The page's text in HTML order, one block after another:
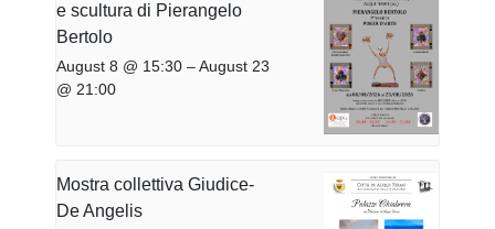
e scultura di Pierangelo
Bertolo
August 8 @ 15:30 –August 23
@ 21:00
Mostra collettiva Giudice-
De Angelis